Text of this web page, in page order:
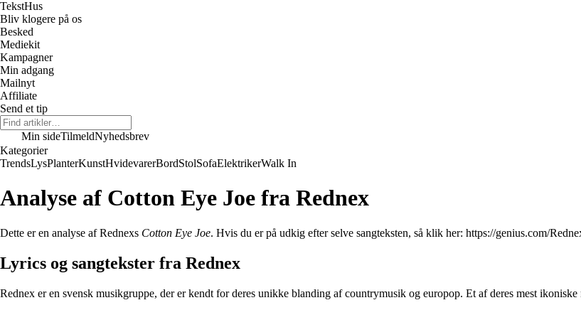
TekstHus
Bliv klogere på os
Besked
Mediekit
Kampagner
Min adgang
Mailnyt
Affiliate
Send et tip
Min sideTilmeldNyhedsbrev
Kategorier
TrendsLysPlanterKunstHvidevarerBordStolSofaElektrikerWalk In
Analyse af Cotton Eye Joe fra Rednex
Dette er en analyse af Rednexs Cotton Eye Joe. Hvis du er på udkig efter selve sangteksten, så klik her: https://genius.com/
Lyrics og sangtekster fra Rednex
Rednex er en svensk musikgruppe, der er kendt for deres unikke blanding af countrymusik og europop. Et af deres mest